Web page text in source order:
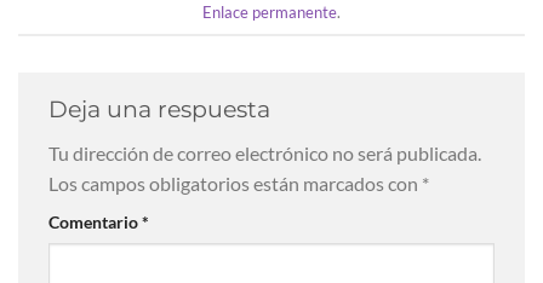
Enlace permanente.
Deja una respuesta
Tu dirección de correo electrónico no será publicada.
Los campos obligatorios están marcados con *
Comentario*